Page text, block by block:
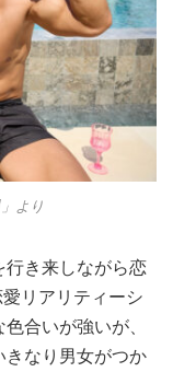
より
き来しながら恋
リアリティーシ
合いが強いが、
なり男女がつか